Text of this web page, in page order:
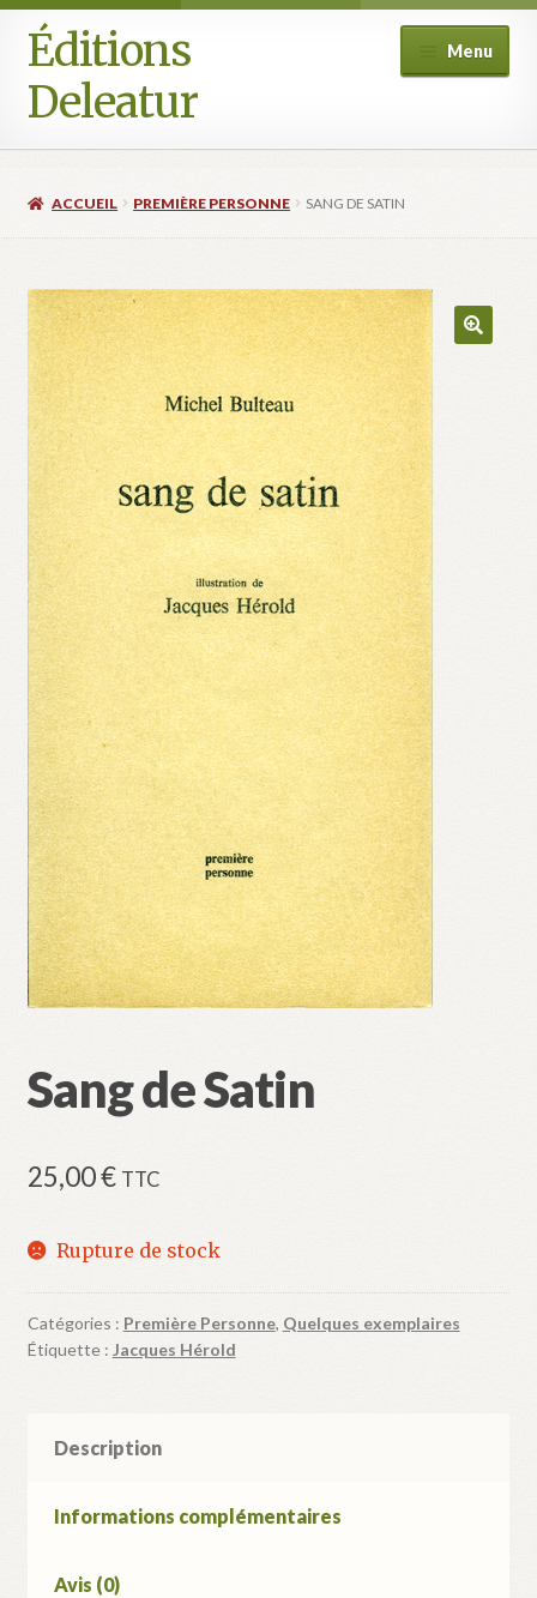
Aller
à
Aller
au
contenu
Éditions
Deleatur
Menu
Deleatur
Festival One Minute Film international de Champcella
Mon compte
Panier
Validation de la commande
ACCUEIL PREMIÈRE PERSONNE SANG DE SATIN
Sang de Satin
25,00€ TTC
Rupture de stock
Catégories : Première Personne, Quelques exemplaires
Étiquette : Jacques Hérold
Description
Informations complémentaires
Avis (0)